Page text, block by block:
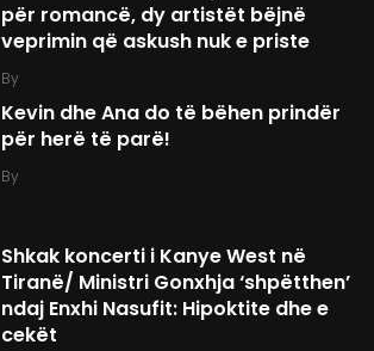
për romancë, dy artistët bëjnë
veprimin që askush nuk e priste
By
Kevin dhe Ana do të bëhen prindër
për herë të parë!
By
Shkak koncerti i Kanye West në
Tiranë/ Ministri Gonxhja ‘shpëtthen’
ndaj Enxhi Nasufit: Hipoktite dhe e
cekët